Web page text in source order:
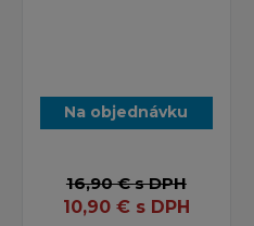
Na objednávku
16,90 €s DPH
10,90€ s DPH